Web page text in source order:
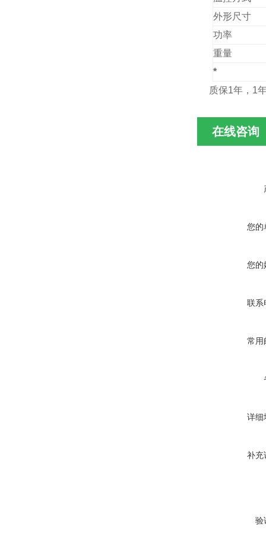
外形尺寸
功率
重量
*
质保1年，1
在线咨询
您的
您的
联系
常用
详细
补充
验